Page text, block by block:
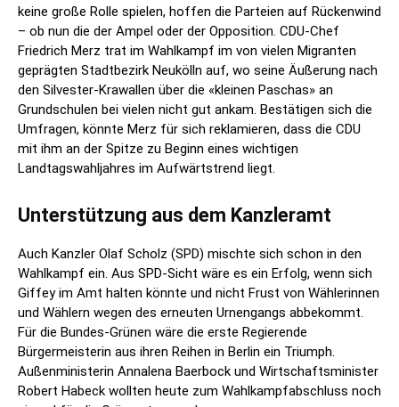
keine große Rolle spielen, hoffen die Parteien auf Rückenwind
– ob nun die der Ampel oder der Opposition. CDU-Chef
Friedrich Merz trat im Wahlkampf im von vielen Migranten
geprägten Stadtbezirk Neukölln auf, wo seine Äußerung nach
den Silvester-Krawallen über die «kleinen Paschas» an
Grundschulen bei vielen nicht gut ankam. Bestätigen sich die
Umfragen, könnte Merz für sich reklamieren, dass die CDU
mit ihm an der Spitze zu Beginn eines wichtigen
Landtagswahljahres im Aufwärtstrend liegt.
Unterstützung aus dem Kanzleramt
Auch Kanzler Olaf Scholz (SPD) mischte sich schon in den
Wahlkampf ein. Aus SPD-Sicht wäre es ein Erfolg, wenn sich
Giffey im Amt halten könnte und nicht Frust von Wählerinnen
und Wählern wegen des erneuten Urnengangs abbekommt.
Für die Bundes-Grünen wäre die erste Regierende
Bürgermeisterin aus ihren Reihen in Berlin ein Triumph.
Außenministerin Annalena Baerbock und Wirtschaftsminister
Robert Habeck wollten heute zum Wahlkampfabschluss noch